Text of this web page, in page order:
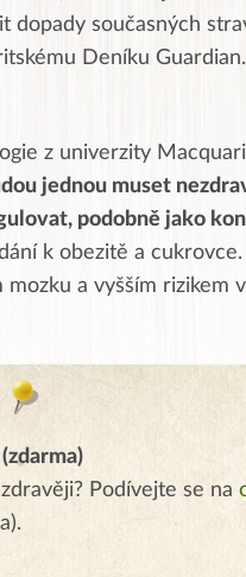
dopady současných
Deníku
z univerzity
jednou muset
podobně jako
k obezitě a
a vyšším rizikem
Podívejte se na